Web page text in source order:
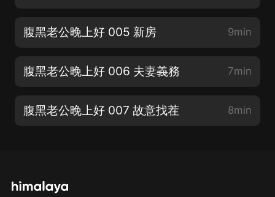
腹黑老公晚上好 005 新房 9min
腹黑老公晚上好 006 夫妻義務 7min
腹黑老公晚上好 007 故意找茬 8min